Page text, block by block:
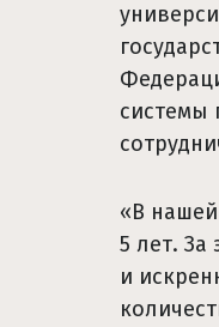
системы
«В
5 лет.
и